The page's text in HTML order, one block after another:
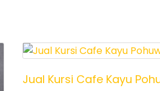
Jual Kursi Cafe Kayu